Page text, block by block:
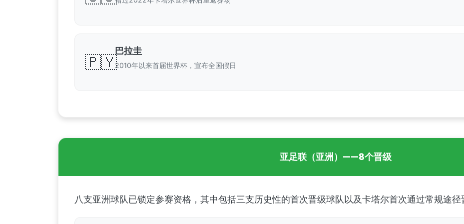
🇵🇾
巴拉圭
2010年以来首届世界杯，宣布全国假日
亚足联（亚洲）——8个晋级
八支亚洲球队已锁定参赛资格，其中包括三支历史性的首次晋级球队以及卡塔尔首次通过常规途径